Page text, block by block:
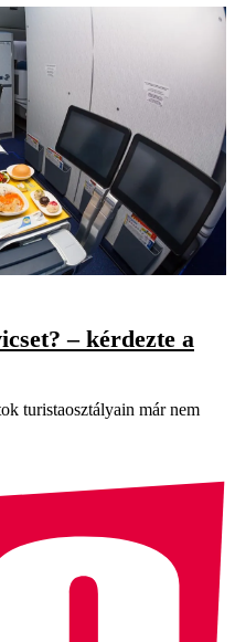
– kérdezte a
turistaosztályain már nem